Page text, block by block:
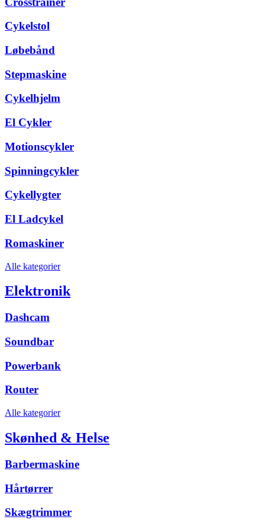
Cykelstol
Løbebånd
Stepmaskine
Cykelhjelm
El Cykler
Motionscykler
Spinningcykler
Cykellygter
El Ladcykel
Romaskiner
Alle kategorier
Elektronik
Dashcam
Soundbar
Powerbank
Router
Alle kategorier
Skønhed & Helse
Barbermaskine
Hårtørrer
Skægtrimmer